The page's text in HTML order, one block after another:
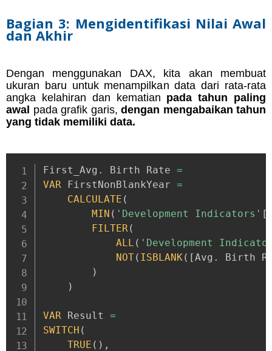
Bagian 3: Mengidentifikasi Nilai Awal
dan Akhir
Dengan menggunakan DAX, kita akan membuat
ukuran baru untuk menampilkan data dari rata-rata
angka kelahiran dan kematian pada tahun paling
awal pada grafik garis, dengan mengabaikan tahun
yang tidak memiliki data.
First_Avg . Birth Rate =
VAR FirstNonBlankYear =
CALCULATE (
MIN ( 'Development Indicators' [
FILTER(
ALL ( 'Development
NOT( ISBLANK( [Avg .
Birth
)
)
VAR Result =
SWITCH (
TRUE ( ) ,